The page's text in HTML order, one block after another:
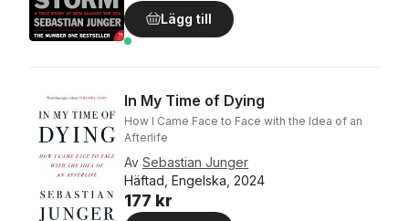
Lägg till
In My Time of Dying
How I Came Face to Face with the Idea of an
Afterlife
Av Sebastian Junger
Häftad, Engelska, 2024
177 kr